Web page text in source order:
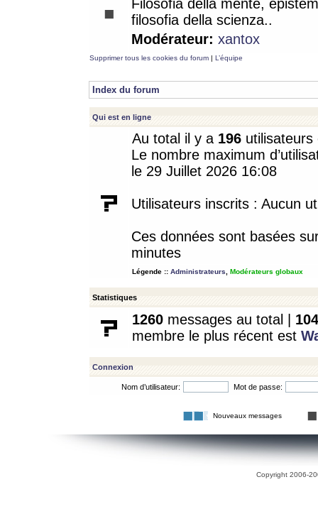
Filosofia della mente,
filosofia della scienza..
Modérateur: xantox
Supprimer tous les cookies du forum | L’équipe
Index du forum
Qui est en ligne
Au total il y a 196
Le nombre maximum
le 29 Juillet 2026 16:08
Utilisateurs inscrits : Aucun
Ces données sont basées
minutes
Légende :: Administrateurs Modérateurs globaux
Statistiques
1260 messages au total | 104
membre le plus récent est
Connexion
Nom d’utilisateur: Mot de passe:
Nouveaux messages
Copyright 2006-